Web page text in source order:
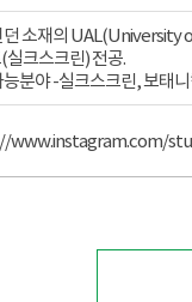
던 소재의 UAL(University
실크스크린) 전공.
분야 -실크스크린, 보태
www.instagram.com/